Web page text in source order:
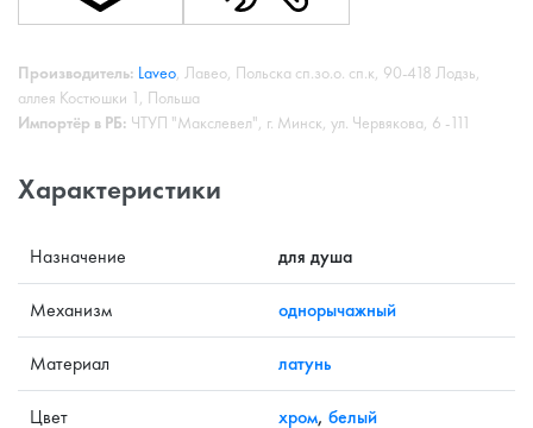
Производитель: Laveo, Лавео, Польска сп.зо.о. сп.к, 90-418 Лодзь,
аллея Костюшки 1, Польша
Импортёр в РБ: ЧТУП "Макслевел", г. Минск, ул. Червякова, 6 -111
Характеристики
Назначение для душа
Механизм однорычажный
Материал латунь
Цвет хром, белый